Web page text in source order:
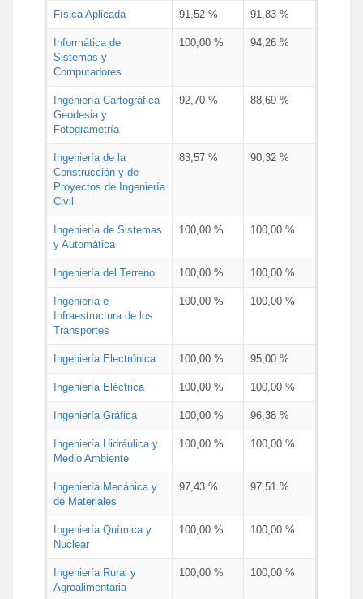
Física Aplicada 91,52 % 91,83 %
Informática de
Sistemas y
Computadores
100,00 % 94,26 %
Ingeniería Cartográfica
Geodesia y
Fotogrametría
92,70 % 88,69 %
Ingeniería de la
Construcción y de
Proyectos de Ingeniería
Civil
83,57 % 90,32 %
Ingeniería de Sistemas
y Automática
100,00 % 100,00 %
Ingeniería del Terreno 100,00 % 100,00 %
Ingeniería e
Infraestructura de los
Transportes
100,00 % 100,00 %
Ingeniería Electrónica 100,00 % 95,00 %
Ingeniería Eléctrica 100,00 % 100,00 %
Ingeniería Gráfica 100,00 % 96,38 %
Ingeniería Hidráulica y
Medio Ambiente
100,00 % 100,00 %
Ingeniería Mecánica y
de Materiales
97,43 % 97,51 %
Ingeniería Química y
Nuclear
100,00 % 100,00 %
Ingeniería Rural y
Agroalimentaria
100,00 % 100,00 %